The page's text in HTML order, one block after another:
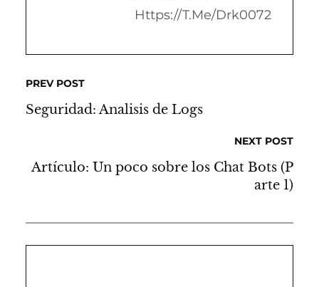
Https://t.me/drk0072
PREV POST
Seguridad: Analisis de Logs
NEXT POST
Artículo: Un poco sobre los Chat Bots (P
arte 1)